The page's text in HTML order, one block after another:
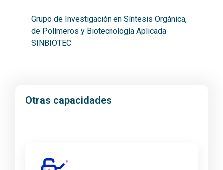
Grupo de Investigación en Síntesis Orgánica,
de Polímeros y Biotecnología Aplicada
SINBIOTEC
Otras capacidades